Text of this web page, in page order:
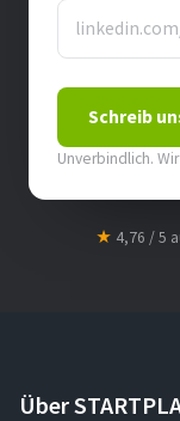
Schreib
Unverbindlich.
★ 4,76 / 5
Über